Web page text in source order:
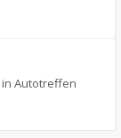
in Autotreffen